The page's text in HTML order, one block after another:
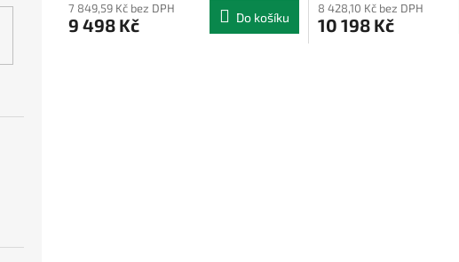
7 849,59 Kč bez DPH
9 498 Kč Do košíku
8 428,10 Kč bez DPH
10 198 Kč